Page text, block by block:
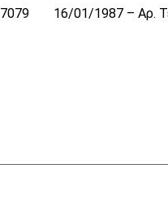
16/01/1987 – Αρ.